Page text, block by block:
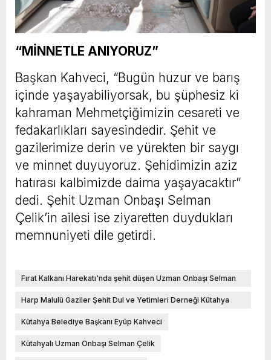
“MİNNETLE ANIYORUZ”
Başkan Kahveci, “Bugün huzur ve barış
içinde yaşayabiliyorsak, bu şüphesiz ki
kahraman Mehmetçiğimizin cesareti ve
fedakarlıkları sayesindedir. Şehit ve
gazilerimize derin ve yürekten bir saygı
ve minnet duyuyoruz. Şehidimizin aziz
hatırası kalbimizde daima yaşayacaktır”
dedi. Şehit Uzman Onbaşı Selman
Çelik’in ailesi ise ziyaretten duydukları
memnuniyeti dile getirdi.
Fırat Kalkanı Harekatı'nda şehit düşen Uzman Onbaşı Selman
Çelik
Harp Malulü Gaziler Şehit Dul ve Yetimleri Derneği Kütahya
Şube Başkanı Asım Okat
Kütahya Belediye Başkanı Eyüp Kahveci
Kütahyalı Uzman Onbaşı Selman Çelik